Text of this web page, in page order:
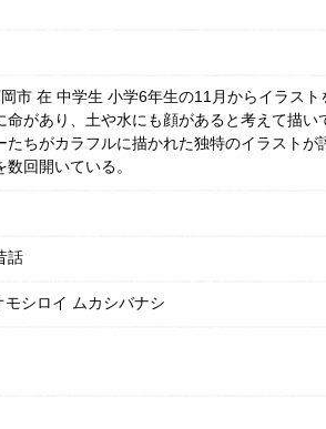
定の文化財であり、高さ三・六ｍの花
二天 二月三日」
五一六年 である。
北条早雲が三浦氏を滅ぼすし、相模
った合戦は、石岡の片野城にいた武
山郷の片隅に忘れられたように眠って
市 在 中学生 小学6年生の11月からイラスト
命があり、土や水にも顔があると考えて描い
たちがカラフルに描かれた独特のイラストが
回開いている。
話
シロイ ムカシバナシ